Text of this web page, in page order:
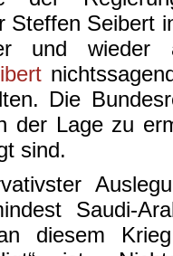
Steffen Seibert
und wieder
Die
der Lage zu
sind.
Saudi-
diesem